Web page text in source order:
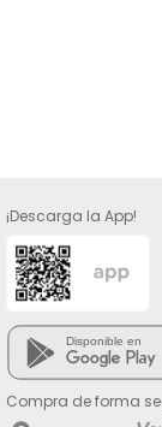
¡Descarga la App!
Compra de forma